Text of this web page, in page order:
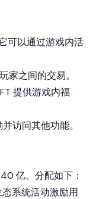
可以通过游戏内活
家之间的交易。
提供游戏内福
访问其他功能。
亿。分配如下：
态系统活动激励用